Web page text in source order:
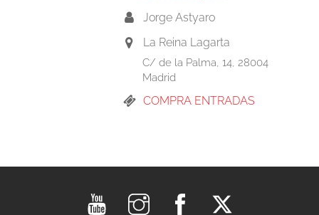
Jorge Astyaro
La Reina Lagarta
C/ de la Palma, 14, 28004
Madrid
COMPRA ENTRADAS